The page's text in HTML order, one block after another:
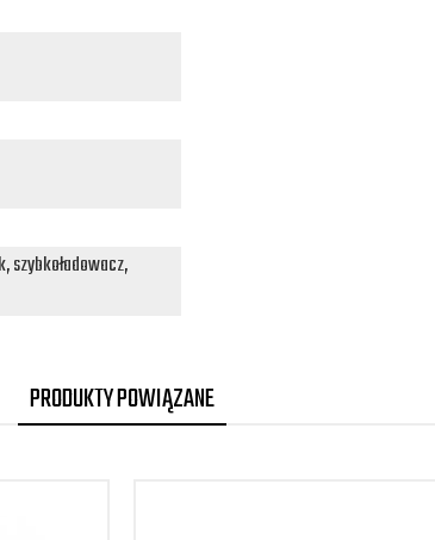
szybkoładowacz,
PRODUKTY POWIĄZANE